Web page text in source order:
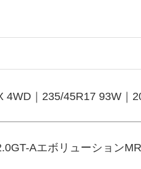
4WD｜235/45R17 93W｜
Aエボリューション